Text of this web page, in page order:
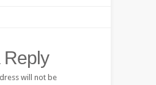
Reply
will not be